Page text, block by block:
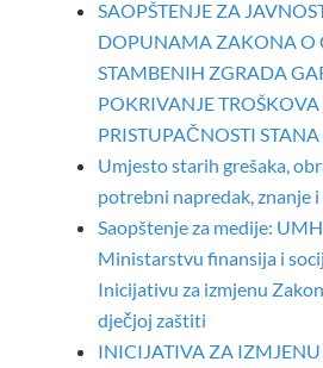
SAOPŠTENJE ZA
DOPUNAMA ZAKONA O
STAMBENIH ZGRADA
POKRIVANJE TROŠKOVA
PRISTUPAČNOSTI
Umjesto starih grešaka,
potrebni napredak, znanje
Saopštenje za medije:
Ministarstvu finansija i
Inicijativu za izmjenu
dječjoj zaštiti
INICIJATIVA ZA